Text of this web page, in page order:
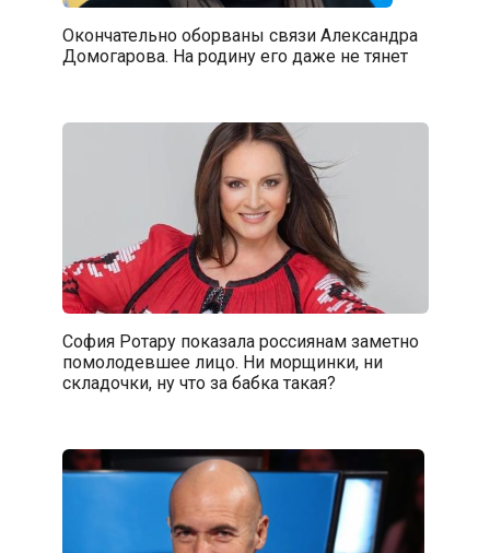
Окончательно оборваны связи Александра
Домогарова. На родину его даже не тянет
София Ротару показала россиянам заметно
помолодевшее лицо. Ни морщинки, ни
складочки, ну что за бабка такая?